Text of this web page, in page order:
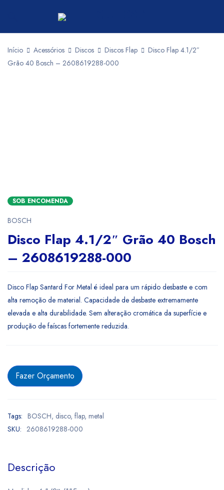
Início Acessórios Discos Discos Flap
Disco Flap 4.1/2″
Grão 40 Bosch – 2608619288-000
SOB ENCOMENDA
BOSCH
Disco Flap 4.1/2″ Grão 40 Bosch
– 2608619288-000
Disco Flap Santard For Metal é ideal para um rápido desbaste e com
alta remoção de material. Capacidade de desbaste extremamente
elevada e alta durabilidade. Sem alteração cromática da superfície e
produção de faíscas fortemente reduzida.
Fazer Orçamento
Tags: BOSCH, disco, flap, metal
SKU: 2608619288-000
Descrição